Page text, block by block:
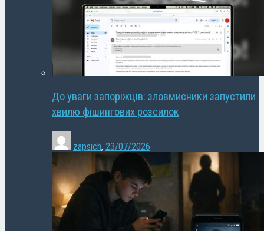
До уваги запоріжців: зловмисники запустили
хвилю фішингових розсилок
zapsich, 23/07/2026